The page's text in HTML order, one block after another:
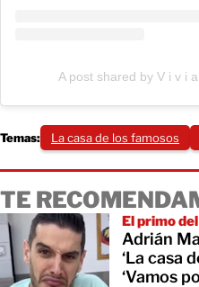
A post shared by V i v i
Temas: La casa de los famosos
TE
El primo
Adrián
‘La casa
‘Vamos